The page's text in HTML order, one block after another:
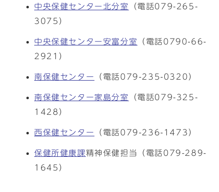
中央保健センター北分室
（電話079-265-
3075）
中央保健センター安富分室
（電話0790-66-
2921）
南保健センター （電話079-235-0320）
南保健センター家島分室
（電話079-325-
1428）
西保健センター （電話079-236-1473）
保健所健康課精神保健担当（電話079-289-
1645）